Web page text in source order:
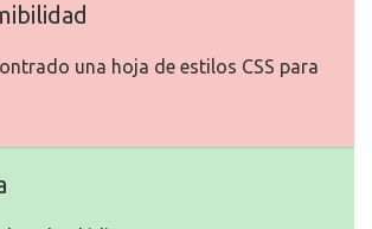
una hoja de estilos CSS para